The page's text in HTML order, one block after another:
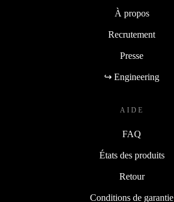
À propos
Recrutement
Presse
↪ Engineering
AIDE
FAQ
États des produits
Retour
Conditions de garantie